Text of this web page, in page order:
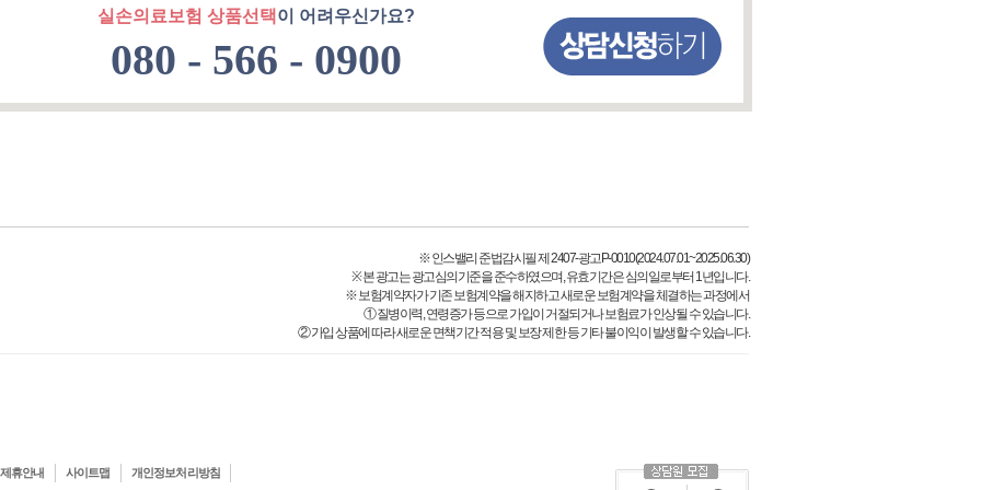
실손의료보험 상품선택 이 어려우신가요?
080 - 566 - 0900
※ 인스밸리 준법감시필 제 2407-광고P-0010(2024.07.01~2025.06.30)
※ 본 광고는 광고심의기준을 준수하였으며, 유효기간은 심의일로부터 1년입니다.
※ 보험계약자가 기존 보험계약을 해지하고 새로운 보험계약을 체결하는 과정에서
① 질병이력, 연령증가 등으로 가입이 거절되거나 보험료가 인상될 수 있습니다.
② 가입 상품에 따라 새로운 면책기간 적용 및 보장 제한 등 기타 불이익이 발생할 수 있습니다.
제휴안내 사이트맵 개인정보처리방침